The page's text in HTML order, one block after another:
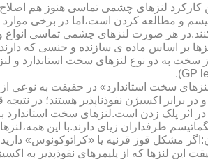
کارکرد لنزهای چشمی تماسی هنوز هم
و مطالعه کردن است،اما در برخی
هر صورت لنزهای چشمی تماسی انواع و
بر اساس ماده ی سازنده و جنسی که
سخت به دو نوع لنزهای سخت استاندارد و
سخت استاندارد» در حقیقت به نوعی
در برابر اکسیژن نفوذناپذیر هستند؛ در
در اثر پلک زدن است.لنزهای سخت
طرفداران زیای دارند.با این
مشکل قوز قرنیه یا «کراتوکونوس»